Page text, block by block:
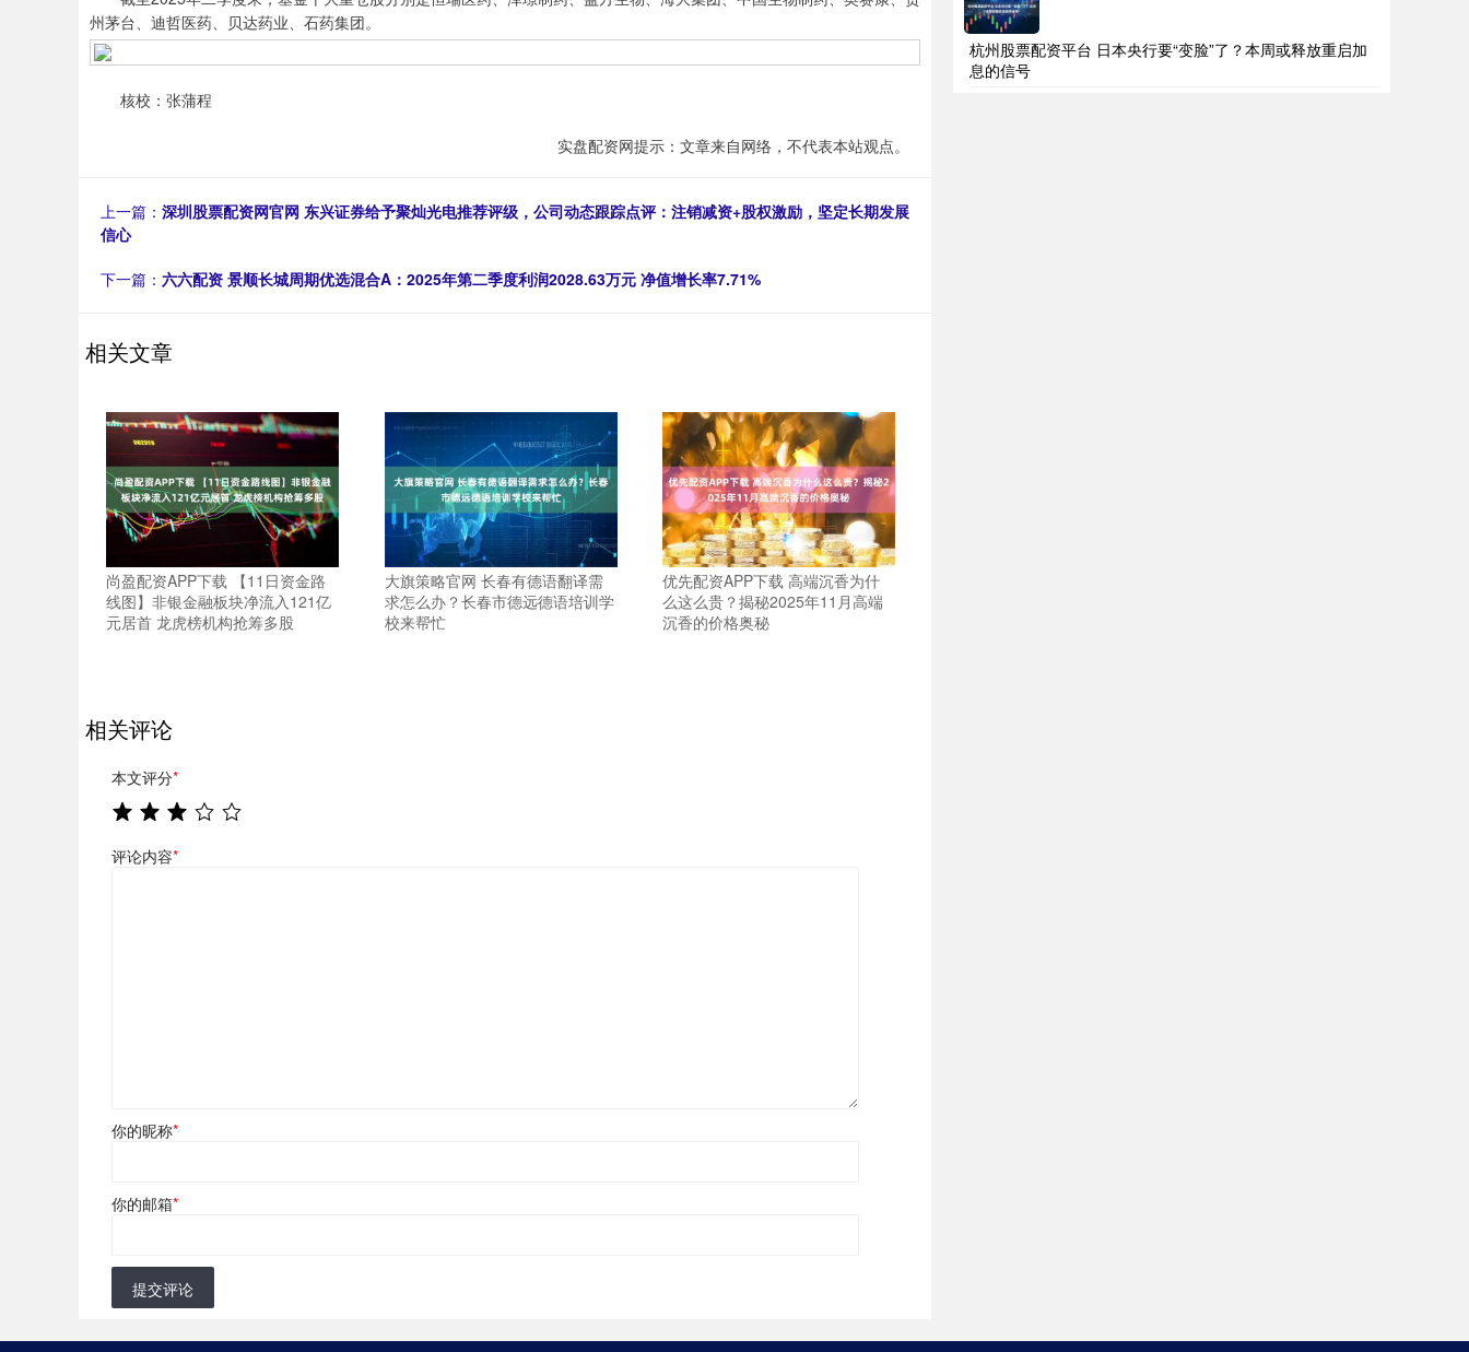
州茅台、迪哲医药、贝达药业、石药集团。
核校：张蒲程
实盘配资网提示：文章来自网络，不代表本站观点。
上一篇： 深圳股票配资网官网 东兴证券给予聚灿光电推荐评级，公司动态跟踪点评：注销减资+股权激励，坚定长期发展
信心
下一篇： 六六配资 景顺长城周期优选混合A：2025年第二季度利润2028.63万元 净值增长率7.71%
相关文章
尚盈配资APP下载 【11日资金路
线图】非银金融板块净流入121亿
元居首 龙虎榜机构抢筹多股
大旗策略官网 长春有德语翻译需
求怎么办？长春市德远德语培训学
校来帮忙
优先配资APP下载 高端沉香为什
么这么贵？揭秘2025年11月高端
沉香的价格奥秘
相关评论
本文评分*
评论内容*
你的昵称*
你的邮箱*
提交评论
杭州股票配资平台 日本央行要“变脸”了？本周或释放重启加
息的信号